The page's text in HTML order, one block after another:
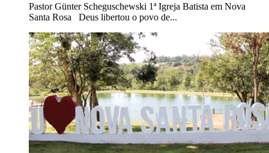
Pastor Günter Scheguschewski 1ª Igreja Batista em Nova
Santa Rosa Deus libertou o povo de...